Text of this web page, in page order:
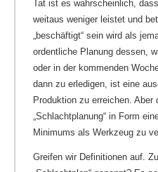
Tat ist es wahrscheinlich,
weitaus weniger leistet und
„beschäftigt“ sein wird als
ordentliche Planung dessen,
oder in der kommenden
dann zu erledigen, ist eine
Produktion zu erreichen. Aber
„Schlachtplanung“ in Form
Minimums als Werkzeug zu
Greifen wir Definitionen auf.